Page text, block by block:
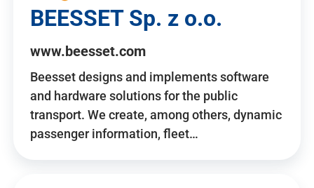
BEESSET Sp. z o.o.
www.beesset.com
Beesset designs and implements software
and hardware solutions for the public
transport. We create, among others, dynamic
passenger information, fleet…